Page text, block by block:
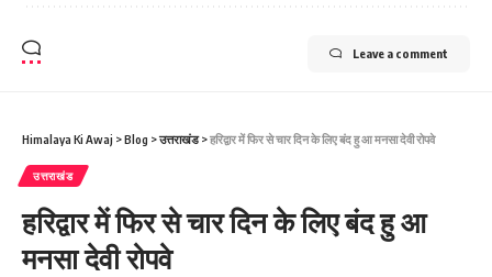
Leave a comment
Himalaya Ki Awaj >Blog >उत्तराखंड>हरिद्वार में फिर से चार दिन के लिए बंद हु आ मनसा देवी रोपवे
उत्तराखंड
हरिद्वार में फिर से चार दिन के लिए बंद हु आ
मनसा देवी रोपवे